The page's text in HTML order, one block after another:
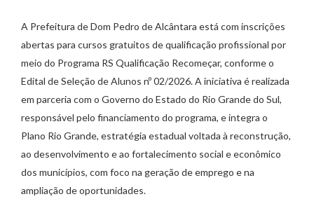
A Prefeitura de Dom Pedro de Alcântara está com inscrições
abertas para cursos gratuitos de qualificação profissional por
meio do Programa RS Qualificação Recomeçar, conforme o
Edital de Seleção de Alunos nº 02/2026. A iniciativa é realizada
em parceria com o Governo do Estado do Rio Grande do Sul,
responsável pelo financiamento do programa, e integra o
Plano Rio Grande, estratégia estadual voltada à reconstrução,
ao desenvolvimento e ao fortalecimento social e econômico
dos municípios, com foco na geração de emprego e na
ampliação de oportunidades.